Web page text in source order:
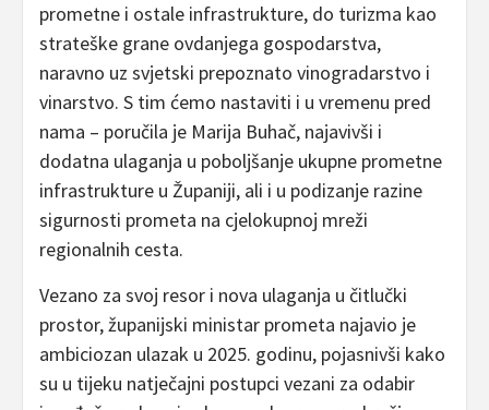
prometne i ostale infrastrukture, do turizma kao
strateške grane ovdanjega gospodarstva,
naravno uz svjetski prepoznato vinogradarstvo i
vinarstvo. S tim ćemo nastaviti i u vremenu pred
nama – poručila je Marija Buhač, najavivši i
dodatna ulaganja u poboljšanje ukupne prometne
infrastrukture u Županiji, ali i u podizanje razine
sigurnosti prometa na cjelokupnoj mreži
regionalnih cesta.
Vezano za svoj resor i nova ulaganja u čitlučki
prostor, županijski ministar prometa najavio je
ambiciozan ulazak u 2025. godinu, pojasnivši kako
su u tijeku natječajni postupci vezani za odabir